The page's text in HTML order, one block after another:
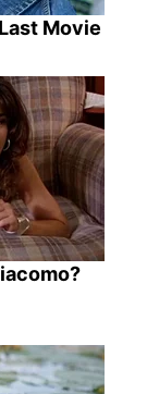
Movie